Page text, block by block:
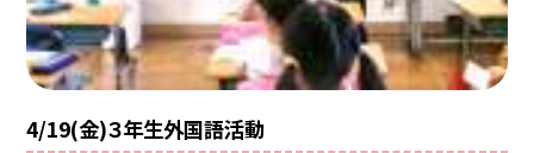
4/19(金)３年生外国語活動